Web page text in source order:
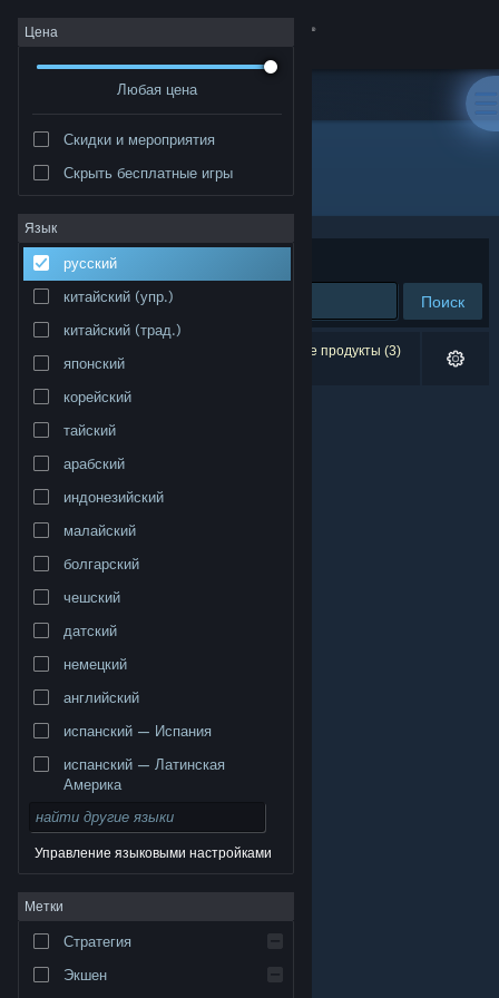
Войти
Сообщество
Информация
Поддержка
Изменить язык
Полная версия
© Valve Corporation. Все права сохранены. Все
торговые марки являются собственностью
Правовая информация
Соглашение подписчика Steam
Файлы cookie
Цена
Любая цена
Скидки и мероприятия
Скрыть бесплатные игры
Язык
русский
китайский (упр.)
китайский (трад.)
японский
корейский
тайский
арабский
индонезийский
малайский
болгарский
чешский
датский
немецкий
английский
испанский — Испания
испанский — Латинская
Америка
Управление языковыми настройками
Метки
Стратегия
Экшен
Разработчик: Numakeis
Сортировать по
Поиск
Результатов по вашему запросу: 0. Некоторые продукты (3)
скрыты согласно вашим настройкам.